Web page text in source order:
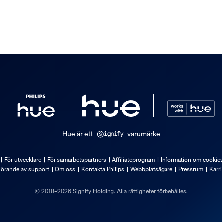
från Hue Bridge Pro
Hue är ett varumärke
För utvecklare För samarbetspartners Affiliateprogram
Information om
av support Om oss Kontakta Philips Webbplatsägare Pressrum
© 2018–2026 Signify Holding. Alla rättigheter förbehålles.